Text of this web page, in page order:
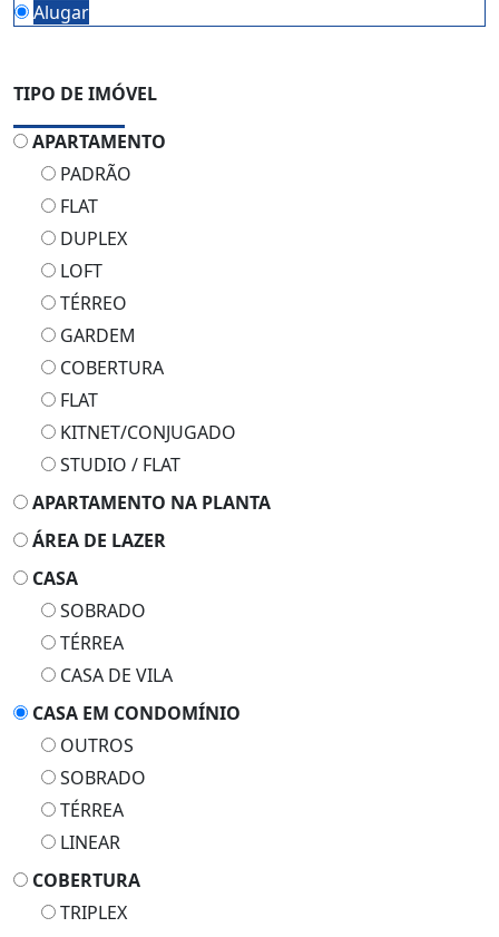
Alugar
TIPO DE IMÓVEL
APARTAMENTO
PADRÃO
FLAT
DUPLEX
LOFT
TÉRREO
GARDEM
COBERTURA
FLAT
KITNET/CONJUGADO
STUDIO / FLAT
APARTAMENTO NA PLANTA
ÁREA DE LAZER
CASA
SOBRADO
TÉRREA
CASA DE VILA
CASA EM CONDOMÍNIO
OUTROS
SOBRADO
TÉRREA
LINEAR
COBERTURA
TRIPLEX